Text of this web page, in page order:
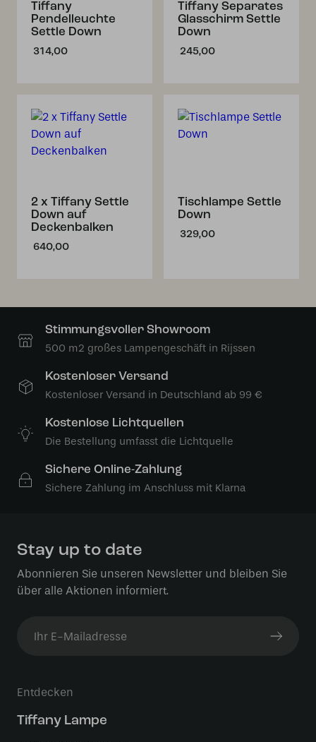
Tiffany
Pendelleuchte
Settle Down
314,00
Tiffany Separates
Glasschirm Settle
Down
245,00
2 x Tiffany Settle
Down auf
Deckenbalken
640,00
Tischlampe Settle
Down
329,00
Stimmungsvoller Showroom
500 m2 großes Lampengeschäft in Rijssen
Kostenloser Versand
Kostenloser Versand in Deutschland ab 99 €
Kostenlose Lichtquellen
Die Bestellung umfasst die Lichtquelle
Sichere Online-Zahlung
Sichere Zahlung im Anschluss mit Klarna
Stay up to date
Abonnieren Sie unseren Newsletter und bleiben Sie
über alle Aktionen informiert.
Entdecken
Tiffany Lampe